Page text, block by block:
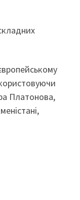
Платонова,